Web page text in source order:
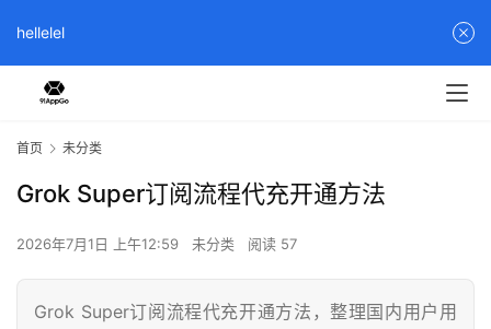
首页 未分类
Grok Super订阅流程代充开通方法
2026年7月1日 上午12:59 未分类 阅读 57
Grok Super订阅流程代充开通方法，整理国内用户用
hellelel